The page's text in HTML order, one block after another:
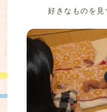
好きなものを見